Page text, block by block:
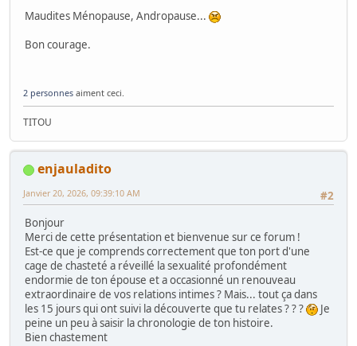
Maudites Ménopause, Andropause...
Bon courage.
2 personnes aiment ceci.
TITOU
enjauladito
#2
Janvier 20, 2026, 09:39:10 AM
Bonjour
Merci de cette présentation et bienvenue sur ce forum !
Est-ce que je comprends correctement que ton port d'une
cage de chasteté a réveillé la sexualité profondément
endormie de ton épouse et a occasionné un renouveau
extraordinaire de vos relations intimes ? Mais... tout ça dans
les 15 jours qui ont suivi la découverte que tu relates ? ? ?
Je
peine un peu à saisir la chronologie de ton histoire.
Bien chastement